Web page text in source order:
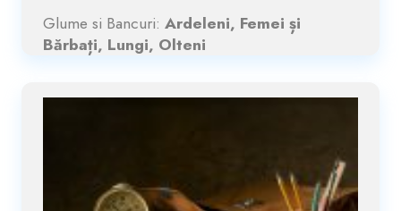
Glume si Bancuri: Ardeleni, Femei și
Bărbați, Lungi, Olteni